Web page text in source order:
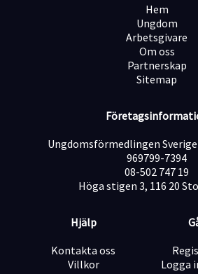
Hem
Ungdom
Arbetsgivare
Om oss
Partnerskap
Sitemap
Ungdomsförmedlingen
969799-7394
08-502 747 19
Höga stigen 3, 116 20
Hjälp
Kontakta oss
Villkor
Logga